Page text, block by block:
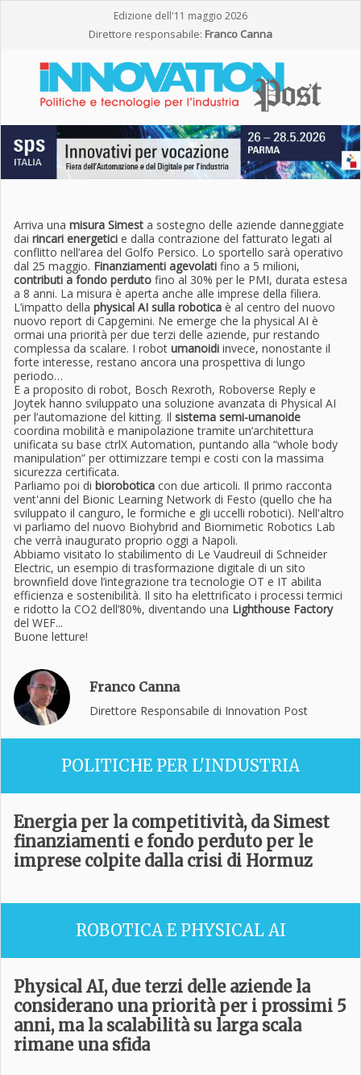
Edizione dell'11 maggio 2026
Direttore responsabile: Franco Canna
Arriva una misura Simest a sostegno delle aziende danneggiate
dai rincari energetici e dalla contrazione del fatturato legati al
conflitto nell’area del Golfo Persico. Lo sportello sarà operativo
dal 25 maggio. Finanziamenti agevolati fino a 5 milioni,
contributi a fondo perduto fino al 30% per le PMI, durata estesa
a 8 anni. La misura è aperta anche alle imprese della filiera.
L’impatto della physical AI sulla robotica è al centro del nuovo
nuovo report di Capgemini. Ne emerge che la physical AI è
ormai una priorità per due terzi delle aziende, pur restando
complessa da scalare. I robot umanoidi invece, nonostante il
forte interesse, restano ancora una prospettiva di lungo
periodo…
E a proposito di robot, Bosch Rexroth, Roboverse Reply e
Joytek hanno sviluppato una soluzione avanzata di Physical AI
per l’automazione del kitting. Il sistema semi-umanoide
coordina mobilità e manipolazione tramite un’architettura
unificata su base ctrlX Automation, puntando alla “whole body
manipulation” per ottimizzare tempi e costi con la massima
sicurezza certificata.
Parliamo poi di biorobotica con due articoli. Il primo racconta
vent'anni del Bionic Learning Network di Festo (quello che ha
sviluppato il canguro, le formiche e gli uccelli robotici). Nell'altro
vi parliamo del nuovo Biohybrid and Biomimetic Robotics Lab
che verrà inaugurato proprio oggi a Napoli.
Abbiamo visitato lo stabilimento di Le Vaudreuil di Schneider
Electric, un esempio di trasformazione digitale di un sito
brownfield dove l’integrazione tra tecnologie OT e IT abilita
efficienza e sostenibilità. Il sito ha elettrificato i processi termici
e ridotto la CO2 dell’80%, diventando una Lighthouse Factory
del WEF...
Buone letture!
Franco Canna
Direttore Responsabile di Innovation Post
POLITICHE PER L'INDUSTRIA
Energia per la competitività, da Simest
finanziamenti e fondo perduto per le
imprese colpite dalla crisi di Hormuz
ROBOTICA E PHYSICAL AI
Physical AI, due terzi delle aziende la
considerano una priorità per i prossimi 5
anni, ma la scalabilità su larga scala
rimane una sfida